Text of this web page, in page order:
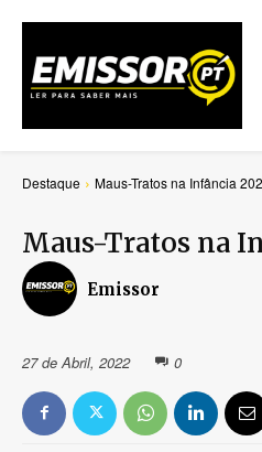
Destaque Maus-Tratos na Infância
Maus-Tratos na
Emissor
27 de Abril, 2022 0